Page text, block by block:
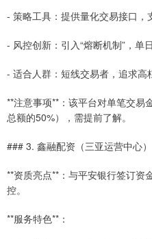
- 策略工具：提供量化交易接口，
- 风控创新：引入“熔断机制”，单
- 适合人群：短线交易者，追求高
**注意事项**：该平台对单笔交易
总额的50%），需提前了解。
### 3. 鑫融配资（三亚运营中心）
**资质亮点**：与平安银行签订资
控。
**服务特色**：